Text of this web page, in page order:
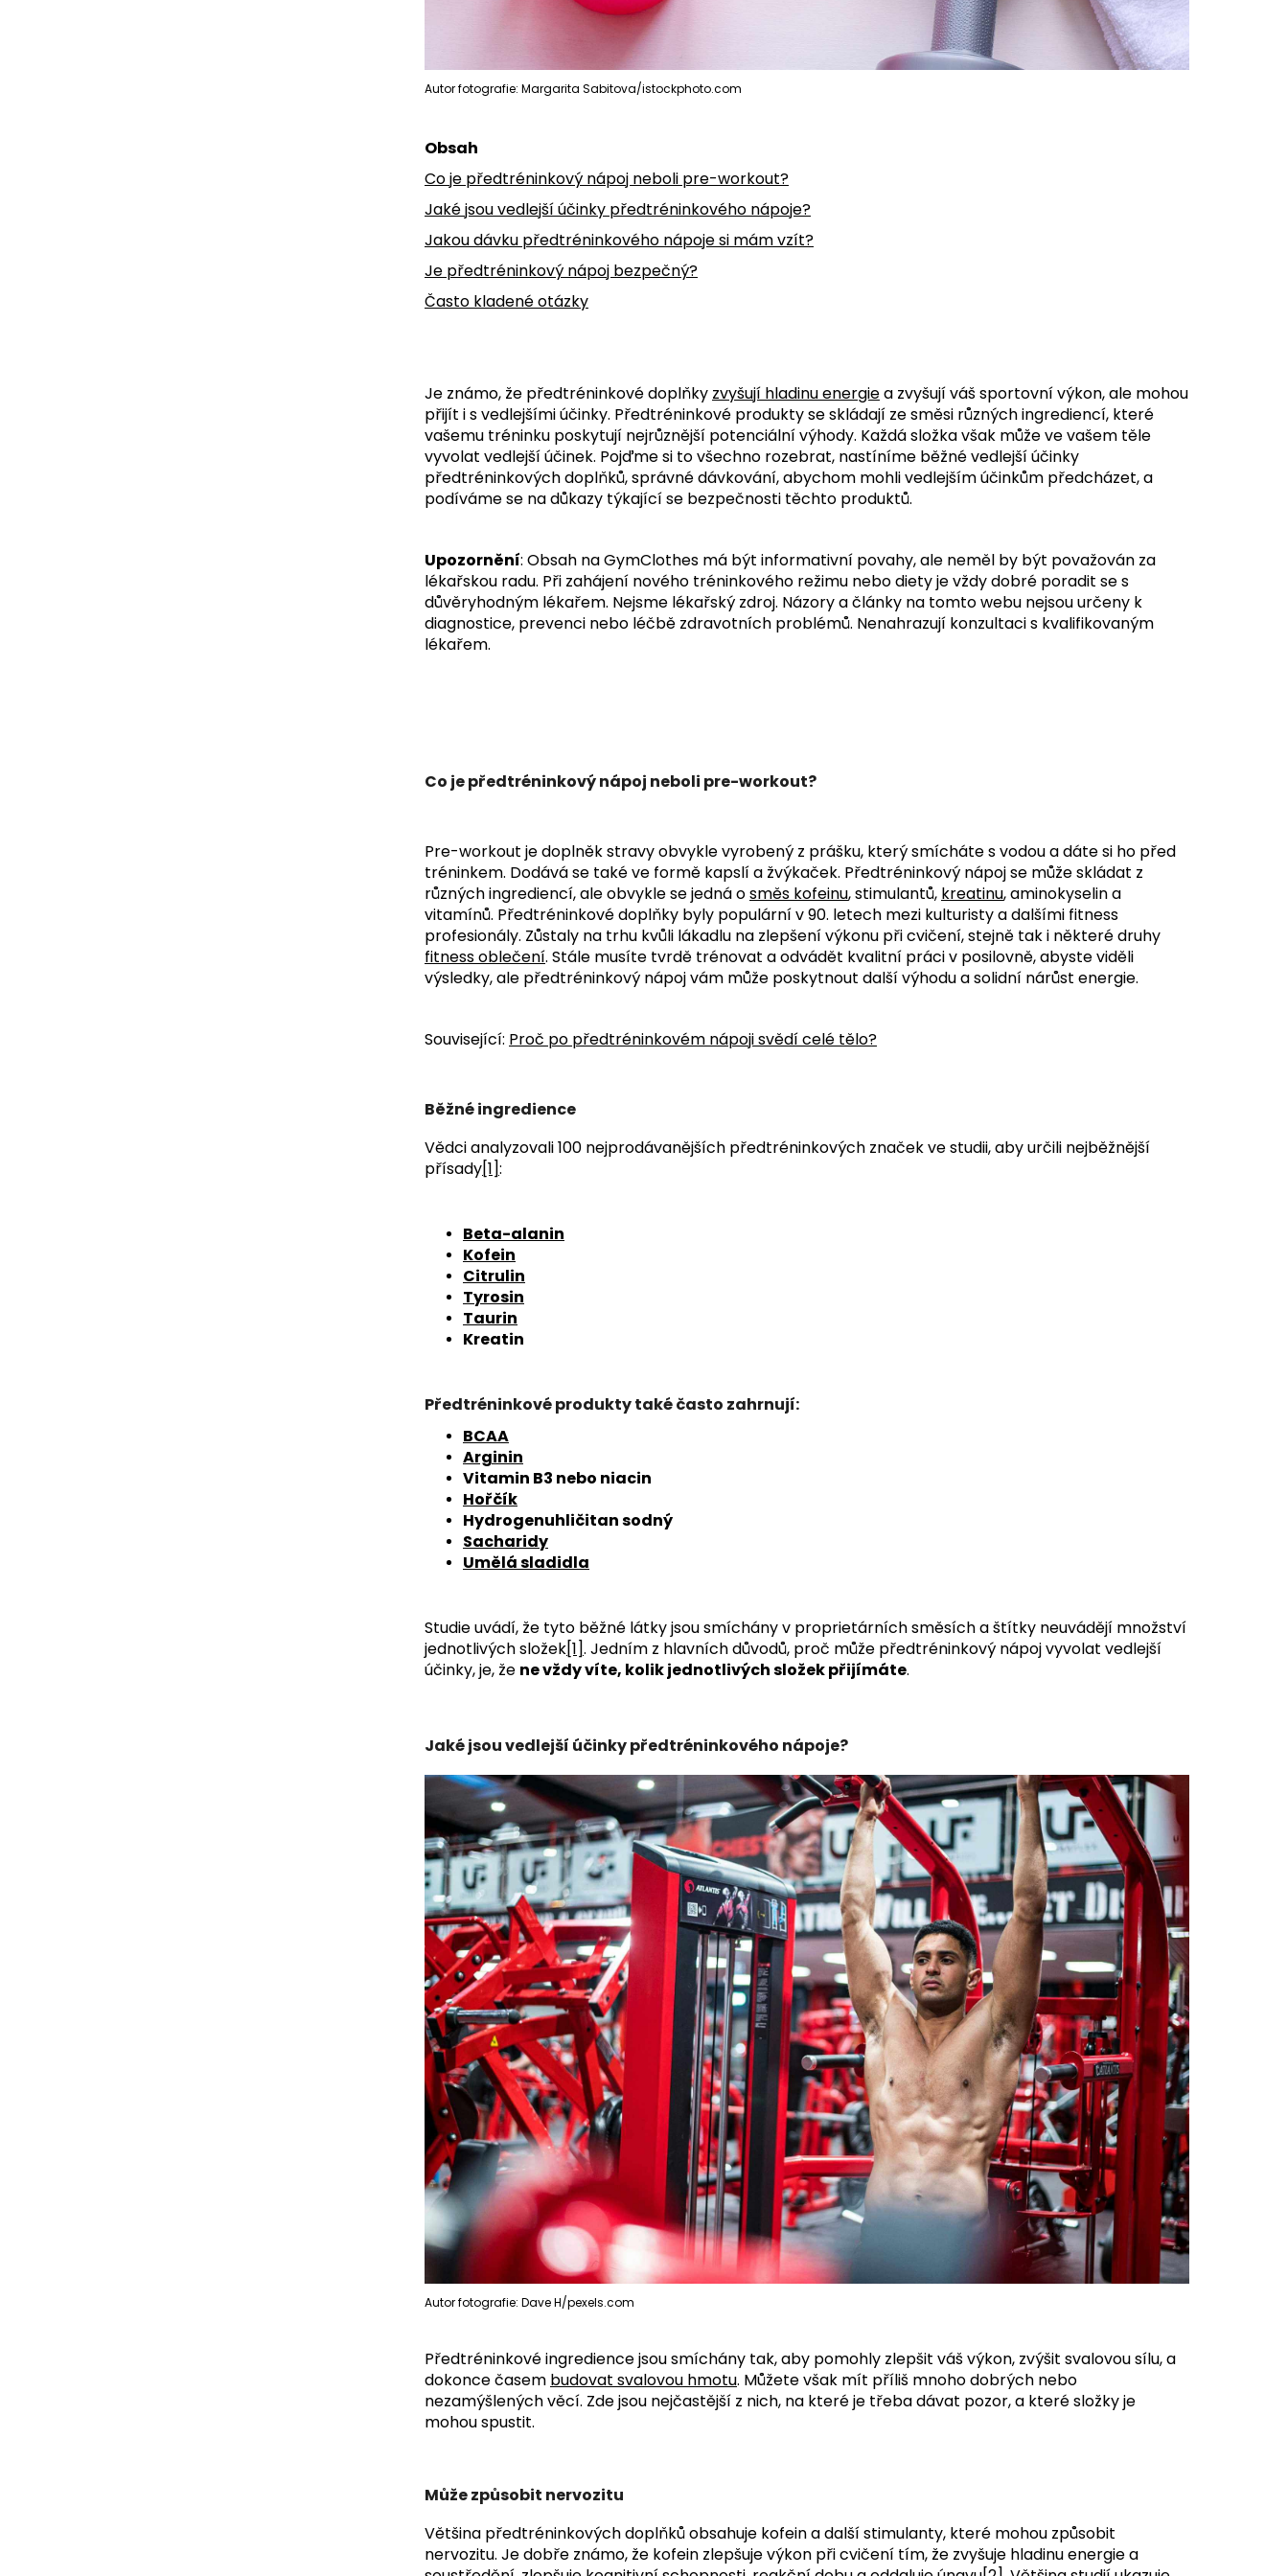
Autor fotografie: Margarita Sabitova/istockphoto.com
Obsah
Co je předtréninkový nápoj neboli pre-workout?
Jaké jsou vedlejší účinky předtréninkového nápoje?
Jakou dávku předtréninkového nápoje si mám vzít?
Je předtréninkový nápoj bezpečný?
Často kladené otázky
Je známo, že předtréninkové doplňky zvyšují hladinu energiea zvyšují váš sportovní výkon, ale mohou
přijít i s vedlejšími účinky. Předtréninkové produkty se skládají ze směsi různých ingrediencí, které
vašemu tréninku poskytují nejrůznější potenciální výhody. Každá složka však může ve vašem těle
vyvolat vedlejší účinek. Pojďme si to všechno rozebrat, nastíníme běžné vedlejší účinky
předtréninkových doplňků, správné dávkování, abychom mohli vedlejším účinkům předcházet, a
podíváme se na důkazy týkající se bezpečnosti těchto produktů.
Upozornění: Obsah na GymClothes má být informativní povahy, ale neměl by být považován za
lékařskou radu. Při zahájení nového tréninkového režimu nebo diety je vždy dobré poradit se s
důvěryhodným lékařem. Nejsme lékařský zdroj. Názory a články na tomto webu nejsou určeny k
diagnostice, prevenci nebo léčbě zdravotních problémů. Nenahrazují konzultaci s kvalifikovaným
lékařem.
Co je předtréninkový nápoj neboli pre-workout?
Pre-workout je doplněk stravy obvykle vyrobený z prášku, který smícháte s vodou a dáte si ho před
tréninkem. Dodává se také ve formě kapslí a žvýkaček. Předtréninkový nápoj se může skládat z
různých ingrediencí, ale obvykle se jedná osměs kofeinu, stimulantů, kreatinu, aminokyselin a
vitamínů. Předtréninkové doplňky byly populární v 90. letech mezi kulturisty a dalšími fitness
profesionály. Zůstaly na trhu kvůli lákadlu na zlepšení výkonu při cvičení, stejně tak i některé druhy
fitness oblečení. Stále musíte tvrdě trénovat a odvádět kvalitní práci v posilovně, abyste viděli
výsledky, ale předtréninkový nápoj vám může poskytnout další výhodu a solidní nárůst energie.
Související: Proč po předtréninkovém nápoji svědí celé tělo?
Běžné ingredience
Vědci analyzovali 100 nejprodávanějších předtréninkových značek ve studii, aby určili nejběžnější
přísady[1]:
Beta-alanin
Kofein
Citrulin
Tyrosin
Taurin
Kreatin
Předtréninkové produkty také často zahrnují:
BCAA
Arginin
Vitamin B3 nebo niacin
Hořčík
Hydrogenuhličitan sodný
Sacharidy
Umělá sladidla
Studie uvádí, že tyto běžné látky jsou smíchány v proprietárních směsích a štítky neuvádějí množství
jednotlivých složek[1]. Jedním z hlavních důvodů, proč může předtréninkový nápoj vyvolat vedlejší
účinky, je, že ne vždy víte, kolik jednotlivých složek přijímáte.
Jaké jsou vedlejší účinky předtréninkového nápoje?
Autor fotografie: Dave H/pexels.com
Předtréninkové ingredience jsou smíchány tak, aby pomohly zlepšit váš výkon, zvýšit svalovou sílu, a
dokonce časem budovat svalovou hmotu. Můžete však mít příliš mnoho dobrých nebo
nezamýšlených věcí. Zde jsou nejčastější z nich, na které je třeba dávat pozor, a které složky je
mohou spustit.
Může způsobit nervozitu
Většina předtréninkových doplňků obsahuje kofein a další stimulanty, které mohou způsobit
nervozitu. Je dobře známo, že kofein zlepšuje výkon při cvičení tím, že zvyšuje hladinu energie a